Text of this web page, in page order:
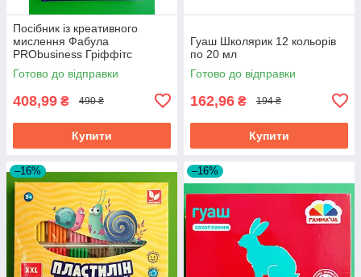
Посібник із креативного
мислення Фабула
PRObusiness Гріффітс
фіолетова
Готово до відправки
408,99 ₴ 490 ₴
Купити
Гуаш Школярик 12 кольорів
по 20 мл
Готово до відправки
162,96 ₴ 194 ₴
Купити
–16% –16%